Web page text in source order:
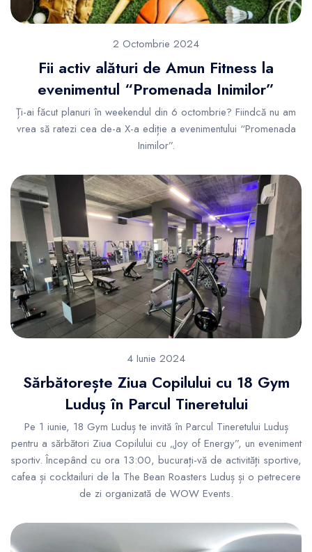
2 Octombrie 2024
Fii activ alături de Amun Fitness la
evenimentul “Promenada Inimilor”
Ți-ai făcut planuri în weekendul din 6 octombrie? Fiindcă nu am
vrea să ratezi cea de-a X-a ediție a evenimentului “Promenada
Inimilor”.
4 Iunie 2024
Sărbătorește Ziua Copilului cu 18 Gym
Luduș în Parcul Tineretului
Pe 1 iunie, 18 Gym Luduș te invită în Parcul Tineretului Luduș
pentru a sărbători Ziua Copilului cu „Joy of Energy”, un eveniment
sportiv. Începând cu ora 13:00, bucurați-vă de activități sportive,
cafea și cocktailuri de la The Bean Roasters Luduș și o petrecere
de zi organizată de WOW Events.